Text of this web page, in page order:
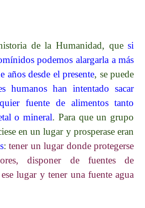
de la Humanidad, quesi
podemos alargarla a más
desde el presente, se puede
humanos han intentado sacar
fuente de alimentos tanto
o mineral. Para que un grupo
en un lugar y prosperase eran
:tener un lugar donde protegerse
disponer de fuentes de
lugar y tener una fuente agua